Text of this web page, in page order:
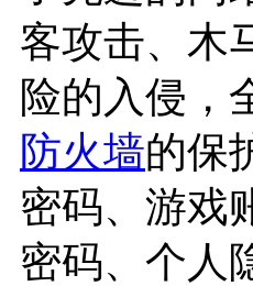
客攻击、木
险的入侵，
防火墙的保
密码、游戏
密码、个人